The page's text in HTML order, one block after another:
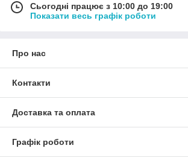
Сьогодні працює з 10:00 до 19:00
Показати весь графік роботи
Про нас
Контакти
Доставка та оплата
Графік роботи